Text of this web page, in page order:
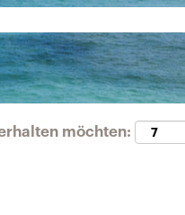
möchten: